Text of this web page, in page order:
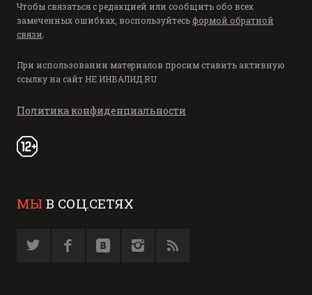
Чтобы связаться с редакцией или сообщить обо всех
замеченных ошибках, воспользуйтесь формой обратной
связи
При использовании материалов просим ставить активную
ссылку на сайт НЕ ИНВАЛИД.RU
Политика конфиденциальности
МЫ В СОЦ.СЕТЯХ